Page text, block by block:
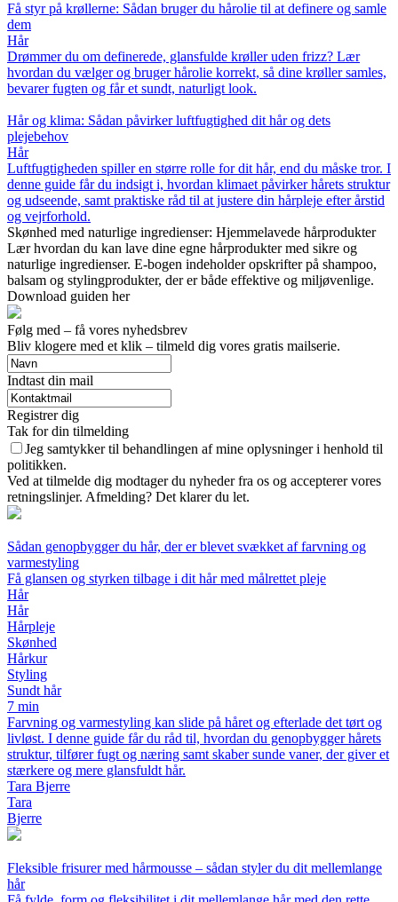
Få styr på krøllerne: Sådan bruger du hårolie til at definere og samle
dem
Hår
Drømmer du om definerede, glansfulde krøller uden frizz? Lær
hvordan du vælger og bruger hårolie korrekt, så dine krøller samles,
bevarer fugten og får et sundt, naturligt look.
Hår og klima: Sådan påvirker luftfugtighed dit hår og dets
plejebehov
Hår
Luftfugtigheden spiller en større rolle for dit hår, end du måske tror. I
denne guide får du indsigt i, hvordan klimaet påvirker hårets struktur
og udseende, samt praktiske råd til at justere din hårpleje efter årstid
og vejrforhold.
Skønhed med naturlige ingredienser: Hjemmelavede hårprodukter
Lær hvordan du kan lave dine egne hårprodukter med sikre og
naturlige ingredienser. E-bogen indeholder opskrifter på shampoo,
balsam og stylingprodukter, der er både effektive og miljøvenlige.
Download guiden her
Følg med – få vores nyhedsbrev
Bliv klogere med et klik – tilmeld dig vores gratis mailserie.
Indtast din mail
Registrer dig
Tak for din tilmelding
Jeg samtykker til behandlingen af mine oplysninger i henhold til
politikken.
Ved at tilmelde dig modtager du nyheder fra os og accepterer vores
retningslinjer. Afmelding? Det klarer du let.
Sådan genopbygger du hår, der er blevet svækket af farvning og
varmestyling
Få glansen og styrken tilbage i dit hår med målrettet pleje
Hår
Hår
Hårpleje
Skønhed
Hårkur
Styling
Sundt hår
7 min
Farvning og varmestyling kan slide på håret og efterlade det tørt og
livløst. I denne guide får du råd til, hvordan du genopbygger hårets
struktur, tilfører fugt og næring samt skaber sunde vaner, der giver et
stærkere og mere glansfuldt hår.
Tara Bjerre
Tara
Bjerre
Fleksible frisurer med hårmousse – sådan styler du dit mellemlange
hår